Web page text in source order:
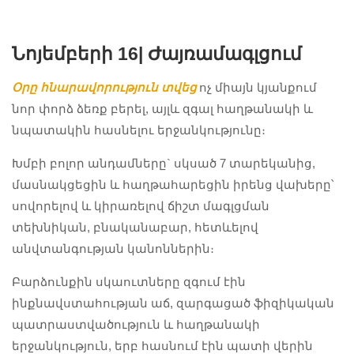
#ARALEZ
#ARALEZScout
#ARALEZScout
#ARALEZ
#ARALEZScout
Նոյեմբերի 16| Ժայռամագլցում
Օրը հնարավորություն տվեցոչ միայն կյանքում
նոր փորձ ձեռք բերել, այլև զգալ հաղթանակի և
նպատակին հասնելու երջանկությունը։
Խմբի բոլոր անդամները` սկսած 7 տարեկանից,
մասնակցեցին և հաղթահարեցին իրենց վախերը՝
սովորելով և կիրառելով ճիշտ մագլցման
տեխնիկան, բնականաբար, հետևելով
անվտանգության կանոններին։
Բարձունքին սկաուտները զգում էին
ինքնավստահության աճ, զարգացած ֆիզիկական
պատրաստվածություն և հաղթանակի
երջանկություն, երբ հասնում էին պատի վերին